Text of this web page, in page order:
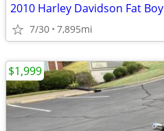
2010 Harley Davidson Fat Boy
7/30 7,895mi
$1,999